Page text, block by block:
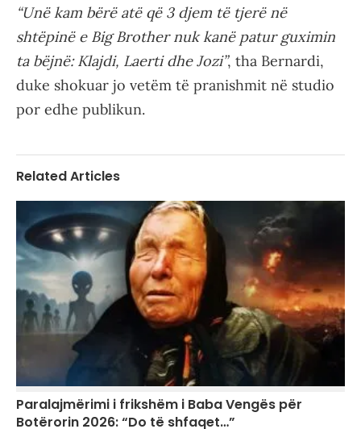
“Unë kam bërë atë që 3 djem të tjerë në
shtëpinë e Big Brother nuk kanë patur guximin
ta bëjnë: Klajdi, Laerti dhe Jozi”, tha Bernardi,
duke shokuar jo vetëm të pranishmit në studio
por edhe publikun.
Related Articles
Paralajmërimi i frikshëm i Baba Vengës për
Botërorin 2026: “Do të shfaqet…”